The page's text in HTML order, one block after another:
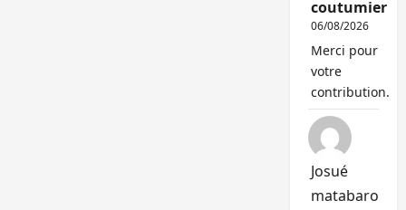
coutumier
06/08/2026
Merci pour
votre
contribution.
Josué
matabaro